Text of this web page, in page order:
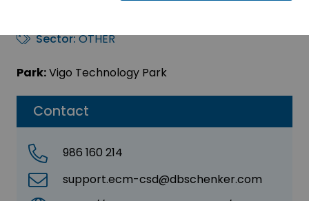
Contact
986 160 214
support.ecm-csd@dbschenker.com
Sector:OTHER
Park:Vigo Technology Park